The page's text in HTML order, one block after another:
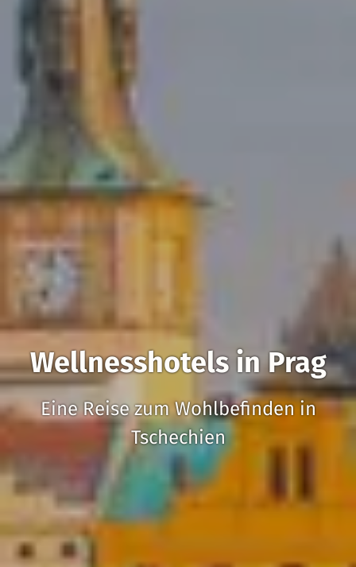
Wellnesshotels in Prag
Eine Reise zum Wohlbefinden in
Tschechien